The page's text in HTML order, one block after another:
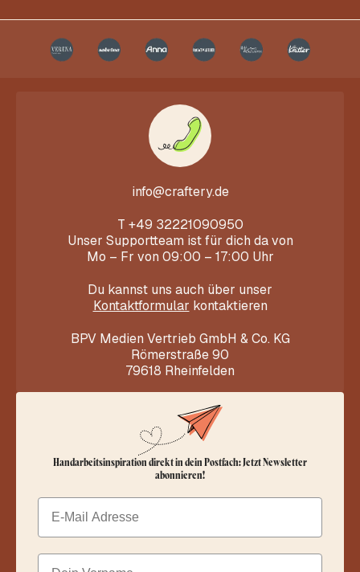
info@craftery.de
T +49 32221090950
Unser Supportteam ist für dich da von
Mo – Fr von 09:00 – 17:00 Uhr
Du kannst uns auch über unser
Kontaktformular kontaktieren
BPV Medien Vertrieb GmbH & Co. KG
Römerstraße 90
79618 Rheinfelden
Handarbeitsinspiration direkt in dein Postfach: Jetzt Newsletter
abonnieren!
Email
Dein Vorname